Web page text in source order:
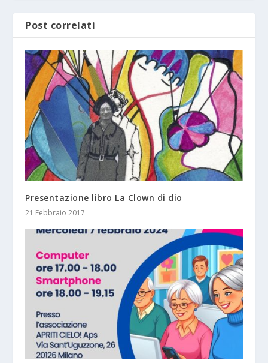
Post correlati
Presentazione libro La Clown di dio
21 Febbraio 2017